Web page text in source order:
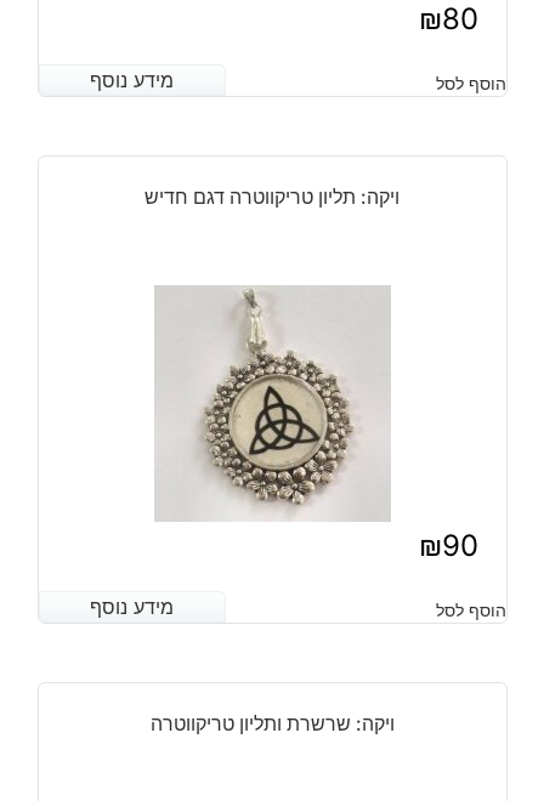
₪80
מידע נוסף הוסף לסל מידע נוסף
ויקה: תליון טריקווטרה דגם חדיש
₪90
מידע נוסף הוסף לסל מידע נוסף
ויקה: שרשרת ותליון טריקווטרה